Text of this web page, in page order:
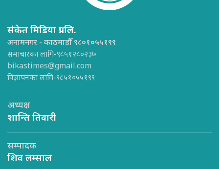
संकेत मिडिया प्रा.लि.
अनामनगर - काठमाडौँ ९८०१०५५१९९
समाचारका लागि-९८५१२८०२३७
bikastimes@gmail.com
विज्ञापनका लागि-९८५१०५५१९९
अध्यक्ष
शान्ति तिवारी
सम्पादक
शिव लम्साल